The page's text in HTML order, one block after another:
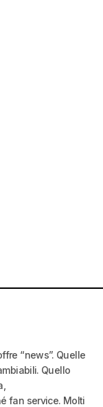
“news”. Quelle
Quello
fan service. Molti